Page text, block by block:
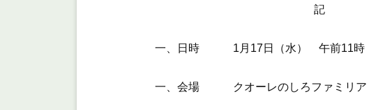
記
一、日時 1月17日（水） 午前11
一、会場 クオーレのしろファミリア